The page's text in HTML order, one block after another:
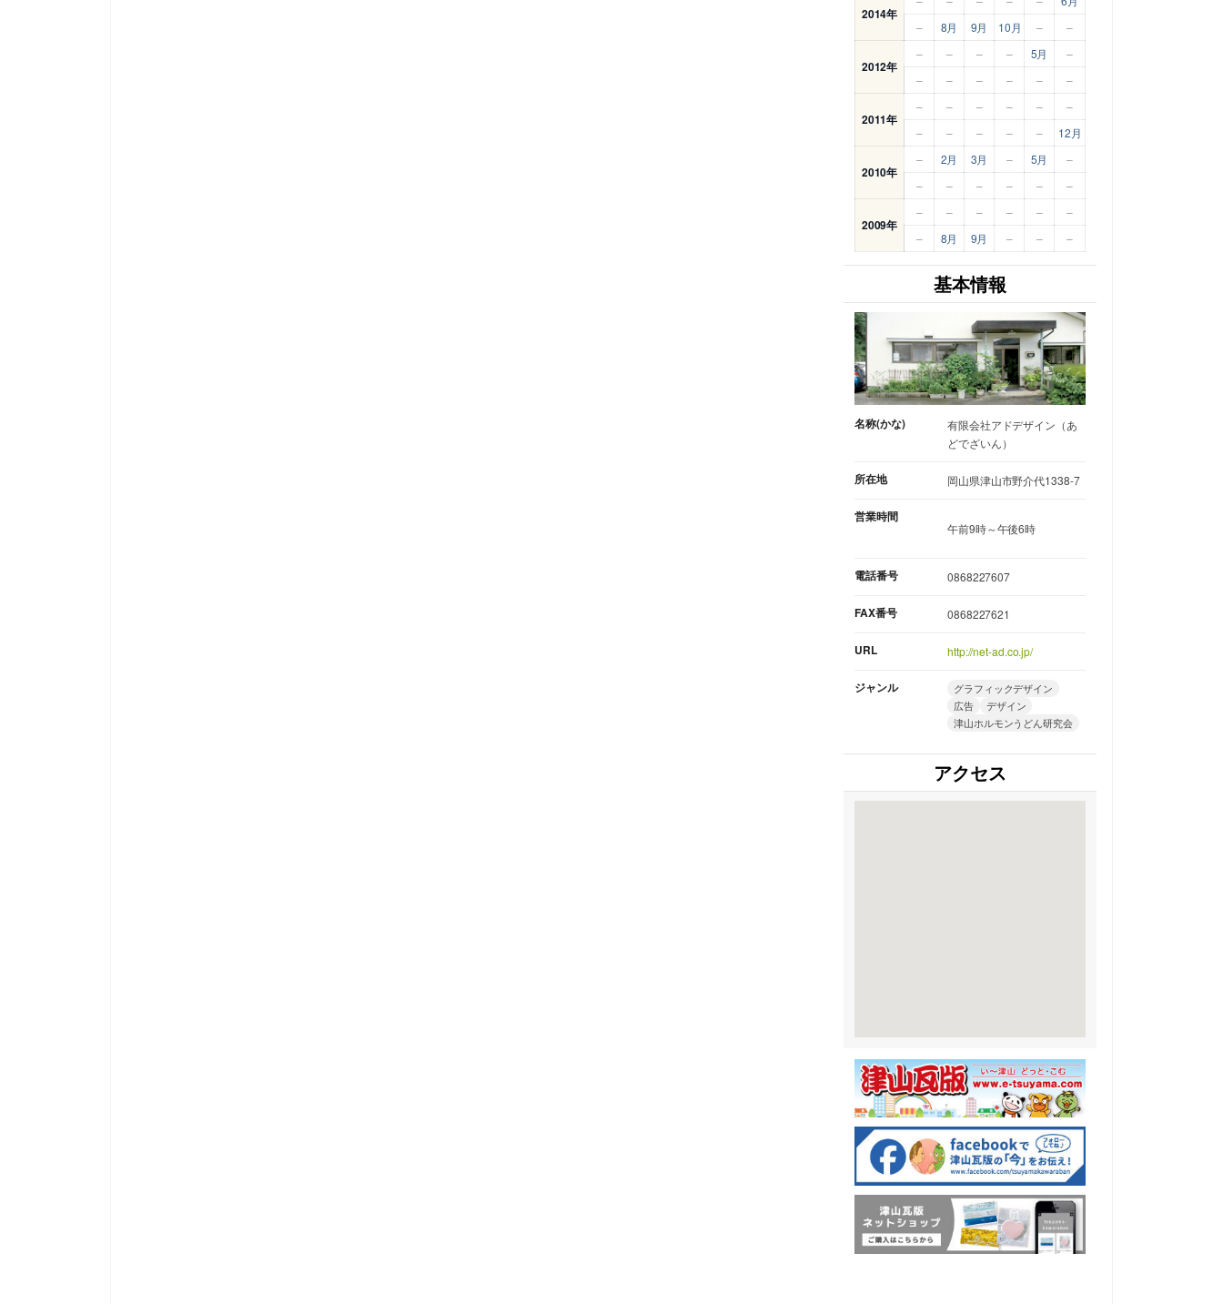
2014年
–
8月 9月 10月 – –
2012年
– – – – 5月
–
–
– – – – –
2011年
– – – – –
–
–
– – – – 12月
2010年
– 2月 3月 – 5月
–
–
– – – – –
2009年
– – – – –
–
–
8月 9月 – – –
基本情報
名称(かな)
有限会社アドデザイン（あ
どでざいん）
所在地 岡山県津山市野介代1338-7
営業時間
午前9時～午後6時
電話番号 0868227607
FAX番号 0868227621
URL http://net-ad.co.jp/
ジャンル
グラフィックデザイン
広告
デザイン
津山ホルモンうどん研究会
アクセス